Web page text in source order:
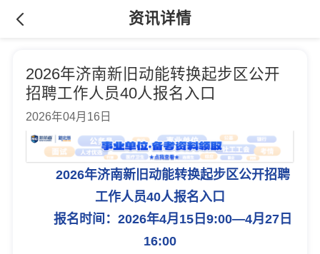
资讯详情
2026年济南新旧动能转换起步区公开
招聘工作人员40人报名入口
2026年04月16日
2026年济南新旧动能转换起步区公开招聘
工作人员40人报名入口
报名时间：2026年4月15日9:00—4月27日
16:00